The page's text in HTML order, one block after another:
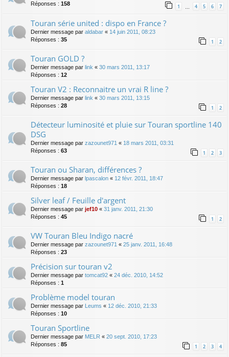
Réponses : 158 1 4 5 6 7
Touran série united : dispo en France ?
Dernier message par aldabar « 14 juin 2011, 08:23
Réponses : 35 1 2
Touran GOLD ?
Dernier message par link « 30 mars 2011, 13:17
Réponses : 12
Touran V2 : Reconnaitre un vrai R line ?
Dernier message par link « 30 mars 2011, 13:15
Réponses : 28 1 2
Détecteur luminosité et pluie sur Touran sportline 140
DSG
Dernier message par zazounet971 « 18 mars 2011, 03:31
Réponses : 63 1 2 3
Touran ou Sharan, différences ?
Dernier message par lpascalon « 12 févr. 2011, 18:47
Réponses : 18
Silver leaf / Feuille d'argent
Dernier message par jef10 « 31 janv. 2011, 21:30
Réponses : 45 1 2
VW Touran Bleu Indigo nacré
Dernier message par zazounet971 « 25 janv. 2011, 16:48
Réponses : 23
Précision sur touran v2
Dernier message par tomcat92 « 24 déc. 2010, 14:52
Réponses : 1
Problème model touran
Dernier message par Leums « 12 déc. 2010, 21:33
Réponses : 10
Touran Sportline
Dernier message par MELR « 20 sept. 2010, 17:23
Réponses : 85 1 2 3 4